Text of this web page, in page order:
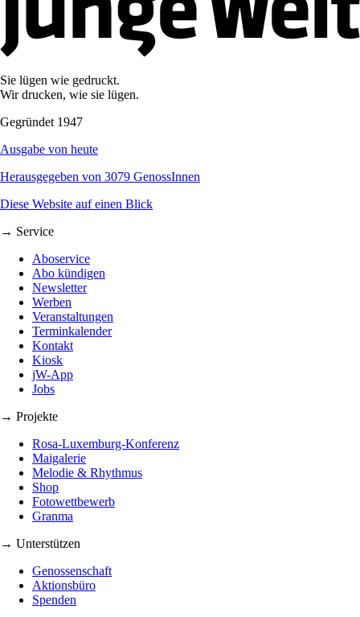
Sie lügen wie gedruckt.
Wir drucken, wie sie lügen.
Gegründet 1947
Ausgabe von heute
Herausgegeben von 3079 GenossInnen
Diese Website auf einen Blick
→ Service
Aboservice
Abo kündigen
Newsletter
Werben
Veranstaltungen
Terminkalender
Kontakt
Kiosk
jW-App
Jobs
→ Projekte
Rosa-Luxemburg-Konferenz
Maigalerie
Melodie & Rhythmus
Shop
Fotowettbewerb
Granma
→ Unterstützen
Genossenschaft
Aktionsbüro
Spenden